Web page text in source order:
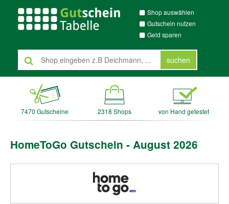
Shop auswählen
Gutschein nutzen
Geld sparen
suchen
7470 Gutscheine 2318 Shops von Hand getestet
HomeToGo Gutschein - August 2026